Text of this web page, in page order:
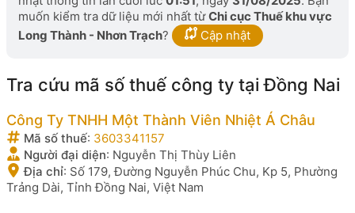
muốn kiểm tra dữ liệu mới nhất từChi cục Thuế khu vực
Long Thành - Nhơn Trạch? Cập nhật
Tra cứu mã số thuế công ty tại Đồng Nai
Công Ty TNHH Một Thành Viên Nhiệt Á Châu
Mã số thuế: 3603341157
Người đại diện: Nguyễn Thị Thùy Liên
Địa chỉ: Số 179, Đường Nguyễn Phúc Chu, Kp 5, Phường
Trảng Dài, Tỉnh Đồng Nai, Việt Nam